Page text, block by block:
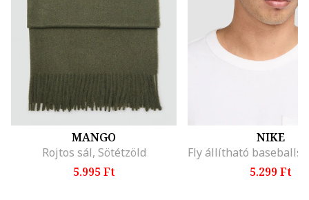
MANGO
Rojtos sál, Sötétzöld
5.995 Ft
NIKE
5.299 Ft